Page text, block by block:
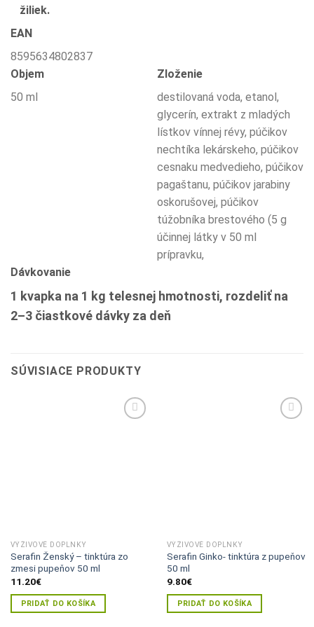
žiliek.
EAN
8595634802837
Objem
50 ml
Zloženie
destilovaná voda, etanol,
glycerín, extrakt z mladých
lístkov vínnej révy, púčikov
nechtíka lekárskeho, púčikov
cesnaku medvedieho, púčikov
pagaštanu, púčikov jarabiny
oskorušovej, púčikov
túžobníka brestového (5 g
účinnej látky v 50 ml
prípravku,
Dávkovanie
1 kvapka na 1 kg telesnej hmotnosti, rozdeliť na
2–3 čiastkové dávky za deň
SÚVISIACE PRODUKTY
VÝŽIVOVÉ DOPLNKY
Serafin Ženský – tinktúra zo
zmesi pupeňov 50 ml
11.20€
PRIDAŤ DO KOŠÍKA
VÝŽIVOVÉ DOPLNKY
Serafin Ginko- tinktúra z pupeňov
50 ml
9.80€
PRIDAŤ DO KOŠÍKA